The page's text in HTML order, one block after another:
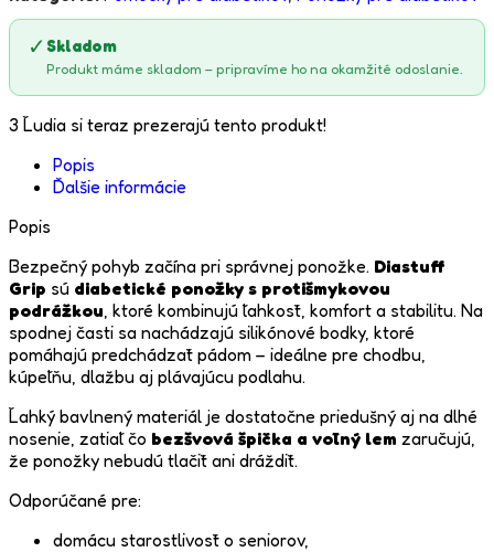
✓ Skladom
Produkt máme skladom – pripravíme ho na okamžité odoslanie.
3 Ľudia si teraz prezerajú tento produkt!
Popis
Ďalšie informácie
Popis
Bezpečný pohyb začína pri správnej ponožke. Diastuff
Grip sú diabetické ponožky s protišmykovou
podrážkou, ktoré kombinujú ľahkosť, komfort a stabilitu. Na
spodnej časti sa nachádzajú silikónové bodky, ktoré
pomáhajú predchádzať pádom – ideálne pre chodbu,
kúpeľňu, dlažbu aj plávajúcu podlahu.
Ľahký bavlnený materiál je dostatočne priedušný aj na dlhé
nosenie, zatiaľ čo bezšvová špička a voľný lem zaručujú,
že ponožky nebudú tlačiť ani dráždiť.
Odporúčané pre:
domácu starostlivosť o seniorov,